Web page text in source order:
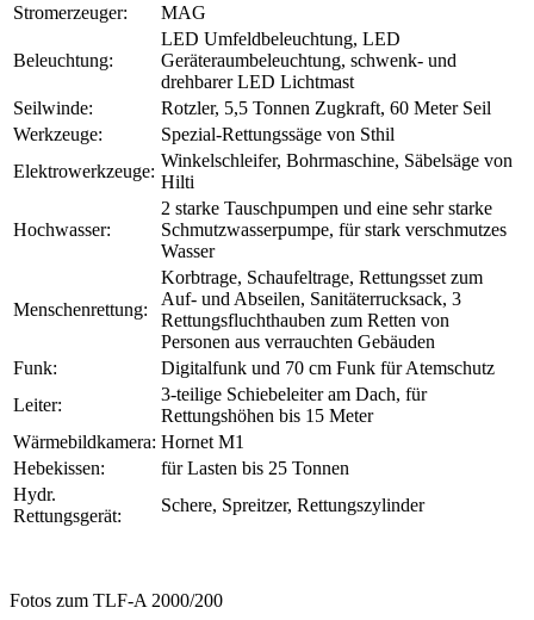
Stromerzeuger:
MAG
Beleuchtung:
LED Umfeldbeleuchtung, LED
Geräteraumbeleuchtung, schwenk- und
drehbarer LED Lichtmast
Seilwinde:
Rotzler, 5,5 Tonnen Zugkraft, 60 Meter Seil
Werkzeuge:
Spezial-Rettungssäge von Sthil
Elektrowerkzeuge:
Winkelschleifer, Bohrmaschine, Säbelsäge von
Hilti
Hochwasser:
2 starke Tauschpumpen und eine sehr starke
Schmutzwasserpumpe, für stark verschmutzes
Wasser
Menschenrettung:
Korbtrage, Schaufeltrage, Rettungsset zum
Auf- und Abseilen, Sanitäterrucksack, 3
Rettungsfluchthauben zum Retten von
Personen aus verrauchten Gebäuden
Funk:
Digitalfunk und 70 cm Funk für Atemschutz
Leiter:
3-teilige Schiebeleiter am Dach, für
Rettungshöhen bis 15 Meter
Wärmebildkamera: Hornet M1
Hebekissen:
für Lasten bis 25 Tonnen
Hydr.
Rettungsgerät:
Schere, Spreitzer, Rettungszylinder
Fotos zum TLF-A 2000/200